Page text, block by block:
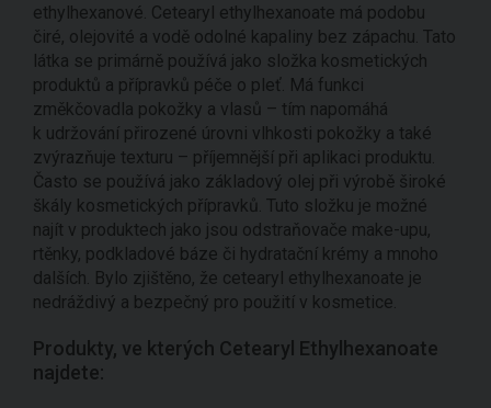
ethylhexanové. Cetearyl ethylhexanoate má podobu
čiré, olejovité a vodě odolné kapaliny bez zápachu. Tato
látka se primárně používá jako složka kosmetických
produktů a přípravků péče o pleť. Má funkci
změkčovadla pokožky a vlasů – tím napomáhá
k udržování přirozené úrovni vlhkosti pokožky a také
zvýrazňuje texturu – příjemnější při aplikaci produktu.
Často se používá jako základový olej při výrobě široké
škály kosmetických přípravků. Tuto složku je možné
najít v produktech jako jsou odstraňovače make-upu,
rtěnky, podkladové báze či hydratační krémy a mnoho
dalších. Bylo zjištěno, že cetearyl ethylhexanoate je
nedráždivý a bezpečný pro použití v kosmetice.
Produkty, ve kterých Cetearyl Ethylhexanoate
najdete: